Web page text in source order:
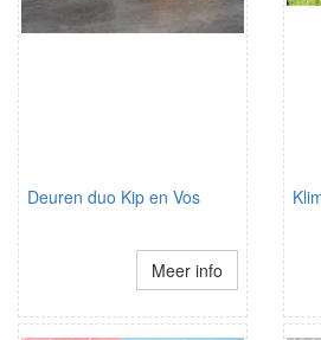
Deuren duo Kip en Vos
Meer info